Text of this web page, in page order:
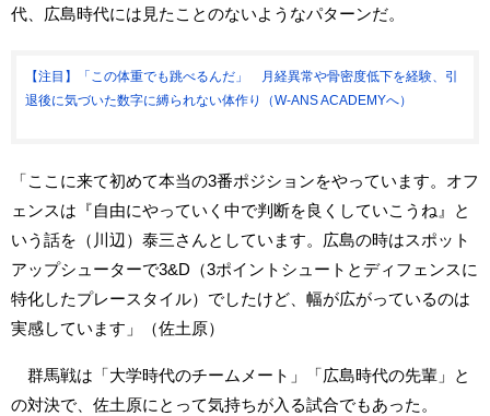
代、広島時代には見たことのないようなパターンだ。
【注目】「この体重でも跳べるんだ」 月経異常や骨密度低下を経験、引
退後に気づいた数字に縛られない体作り（W-ANS ACADEMYへ）
「ここに来て初めて本当の3番ポジションをやっています。オフ
ェンスは『自由にやっていく中で判断を良くしていこうね』と
いう話を（川辺）泰三さんとしています。広島の時はスポット
アップシューターで3&D（3ポイントシュートとディフェンスに
特化したプレースタイル）でしたけど、幅が広がっているのは
実感しています」（佐土原）
群馬戦は「大学時代のチームメート」「広島時代の先輩」と
の対決で、佐土原にとって気持ちが入る試合でもあった。